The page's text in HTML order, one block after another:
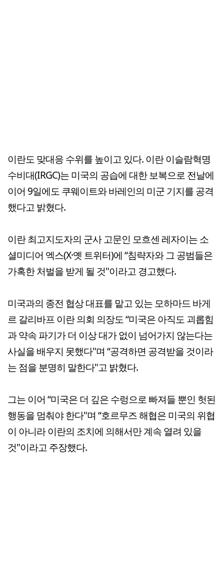
이란도 맞대응 수위를 높이고 있다. 이란 이슬람혁명
수비대(IRGC)는 미국의 공습에 대한 보복으로 전날에
이어 9일에도 쿠웨이트와 바레인의 미군 기지를 공격
했다고 밝혔다.
이란 최고지도자의 군사 고문인 모흐센 레자이는 소
셜미디어 엑스(X·옛 트위터)에 “침략자와 그 공범들은
가혹한 처벌을 받게 될 것"이라고 경고했다.
미국과의 종전 협상 대표를 맡고 있는 모하마드 바게
르 갈리바프 이란 의회 의장도 “미국은 아직도 괴롭힘
과 약속 파기가 더 이상 대가 없이 넘어가지 않는다는
사실을 배우지 못했다"며 “공격하면 공격받을 것이라
는 점을 분명히 말한다"고 밝혔다.
그는 이어 “미국은 더 깊은 수렁으로 빠져들 뿐인 헛된
행동을 멈춰야 한다"며 “호르무즈 해협은 미국의 위협
이 아니라 이란의 조치에 의해서만 계속 열려 있을
것"이라고 주장했다.